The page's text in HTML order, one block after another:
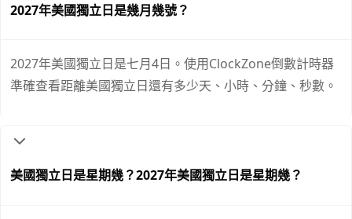
2027年美國獨立日是幾月幾號？
2027年美國獨立日是七月4日。使用ClockZone倒數計時器
準確查看距離美國獨立日還有多少天、小時、分鐘、秒數。
美國獨立日是星期幾？2027年美國獨立日是星期幾？